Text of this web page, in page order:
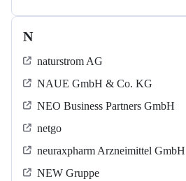
N
naturstrom AG
NAUE GmbH & Co. KG
NEO Business Partners GmbH
netgo
neuraxpharm Arzneimittel GmbH
NEW Gruppe